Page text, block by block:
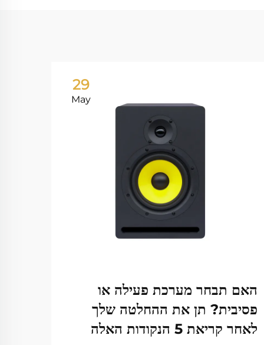
29
May
האם תבחר מערכת פעילה או
פסיבית? תן את ההחלטה שלך
לאחר קריאת 5 הנקודות האלה